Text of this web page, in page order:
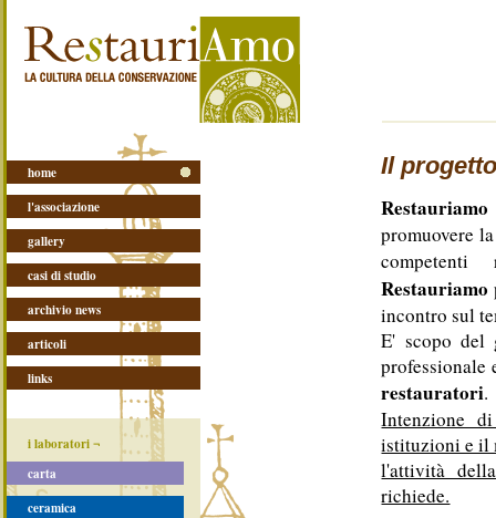
home
l'associazione
gallery
casi di studio
archivio news
articoli
links
i laboratori ¬
carta
ceramica
Il
Restauriamo
promuovere
competenti
Restauriamo
incontro sul
E' scopo del
restauratori.
Intenzione
istituzioni e il
l'attività
richiede.